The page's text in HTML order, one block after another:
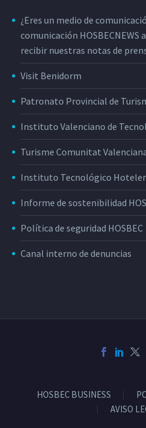
¿Eres un medio de
comunicación HOSBECNEWS
recibir nuestras notas de
Visit Benidorm
Patronato Provincial de
Instituto Valenciano de
Turisme Comunitat
Instituto Tecnológico
Informe de sostenibilidad
Política de seguridad HOSBEC
Canal interno de denuncias
HOSBEC BUSINESS
AVISO